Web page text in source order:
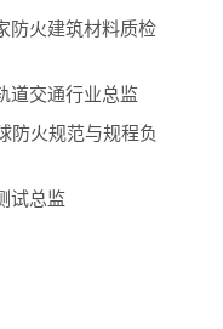
防火建筑材料质检
道交通行业总监
防火规范与规程负
试总监